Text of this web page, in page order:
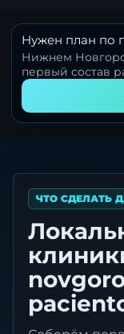
Нужен план по
Нижнем
первый состав
ЧТО СДЕЛАТЬ